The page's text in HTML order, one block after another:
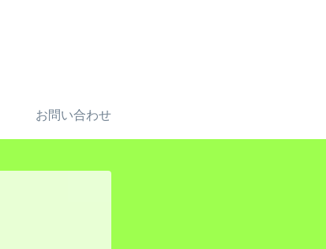
お問い合わせ